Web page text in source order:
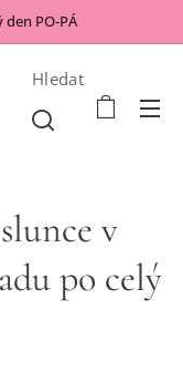
PO-PÁ
Hledat
v
po celý